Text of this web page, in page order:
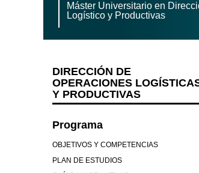
Máster Universitario en
Logístico y Productivas
DIRECCIÓN DE
OPERACIONES
Y PRODUCTIVAS
Programa
OBJETIVOS Y COMPETENCIAS
PLAN DE ESTUDIOS